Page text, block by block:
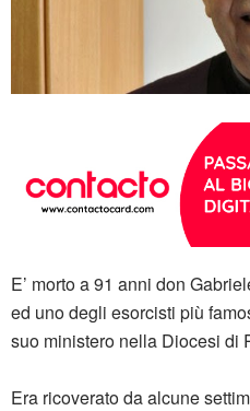
E’ morto a 91 anni don
ed uno degli esorcisti più
suo ministero nella Diocesi di
Era ricoverato da alcune